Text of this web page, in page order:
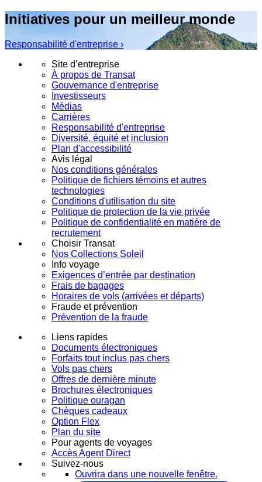
Initiatives pour un meilleur monde
Responsabilité d'entreprise ›
Site d’entreprise
À propos de Transat
Gouvernance d'entreprise
Investisseurs
Médias
Carrières
Responsabilité d'entreprise
Diversité, équité et inclusion
Plan d'accessibilité
Avis légal
Nos conditions générales
Politique de fichiers témoins et autres
technologies
Conditions d'utilisation du site
Politique de protection de la vie privée
Politique de confidentialité en matière de
recrutement
Choisir Transat
Nos Collections Soleil
Info voyage
Exigences d’entrée par destination
Frais de bagages
Horaires de vols (arrivées et départs)
Fraude et prévention
Prévention de la fraude
Liens rapides
Documents électroniques
Forfaits tout inclus pas chers
Vols pas chers
Offres de dernière minute
Brochures électroniques
Politique ouragan
Chèques cadeaux
Option Flex
Plan du site
Pour agents de voyages
Accès Agent Direct
Suivez-nous
Ouvrira dans une nouvelle fenêtre.